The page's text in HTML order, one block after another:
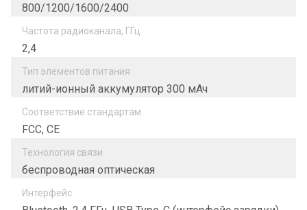
800/1200/1600/2400
Частота радиоканала, ГГц
2,4
Тип элементов питания
литий-ионный аккумулятор 300 мАч
Соответствие стандартам
FCC, CE
Технология связи
беспроводная оптическая
Интерфейс